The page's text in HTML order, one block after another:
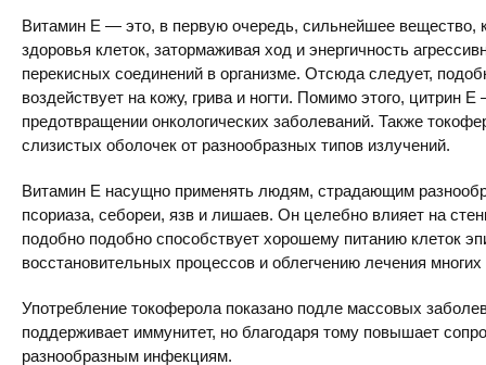
Витамин Е — это, в первую очередь, сильнейшее вещество,
здоровья клеток, затормаживая ход и энергичность
перекисных соединений в организме. Отсюда следует,
воздействует на кожу, грива и ногти. Помимо этого, цитрин
предотвращении онкологических заболеваний. Также
слизистых оболочек от разнообразных типов излучений.
Витамин Е насущно применять людям, страдающим
псориаза, себореи, язв и лишаев. Он целебно влияет на
подобно подобно способствует хорошему питанию клеток
восстановительных процессов и облегчению лечения
Употребление токоферола показано подле массовых
поддерживает иммунитет, но благодаря тому повышает
разнообразным инфекциям.